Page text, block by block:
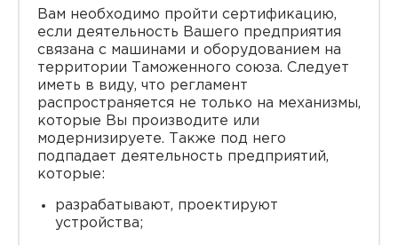
Вам необходимо пройти сертификацию,
если деятельность Вашего предприятия
связана с машинами и оборудованием на
территории Таможенного союза. Следует
иметь в виду, что регламент
распространяется не только на механизмы,
которые Вы производите или
модернизируете. Также под него
подпадает деятельность предприятий,
которые:
разрабатывают, проектируют
устройства;